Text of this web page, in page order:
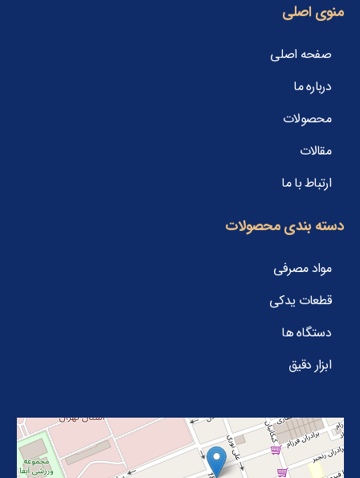
منوی اصلی
صفحه اصلی
درباره ما
محصولات
مقالات
ارتباط با ما
دسته بندی محصولات
مواد مصرفی
قطعات یدکی
دستگاه ها
ابزار دقیق